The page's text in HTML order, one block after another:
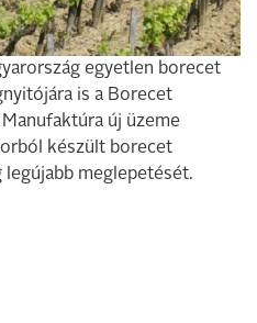
egyetlen borecet
is a Borecet
új üzeme
készült borecet
meglepetését.